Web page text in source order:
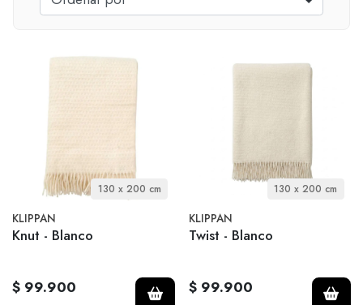
130 x 200 cm
KLIPPAN
Knut - Blanco
$ 99.900
130 x 200 cm
KLIPPAN
Twist - Blanco
$ 99.900